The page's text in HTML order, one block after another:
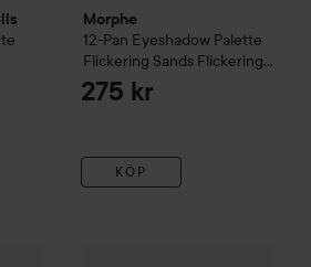
Morphe
12-Pan Eyeshadow Palette
Flickering Sands Flickering
Sands
275 kr
KÖP